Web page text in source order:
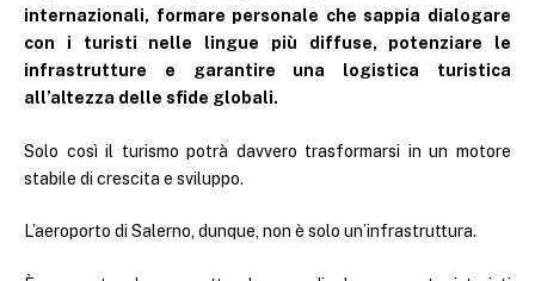
internazionali, formare personale che sappia dialogare
con i turisti nelle lingue più diffuse, potenziare le
infrastrutture e garantire una logistica turistica
all’altezza delle sfide globali.
Solo così il turismo potrà davvero trasformarsi in un motore
stabile di crescita e sviluppo.
L’aeroporto di Salerno, dunque, non è solo un’infrastruttura.